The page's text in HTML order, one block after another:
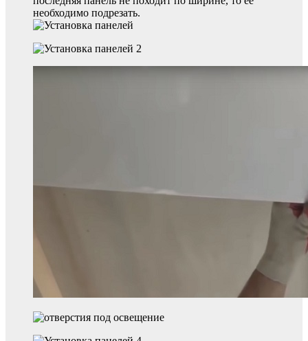
необходимо подрезать.